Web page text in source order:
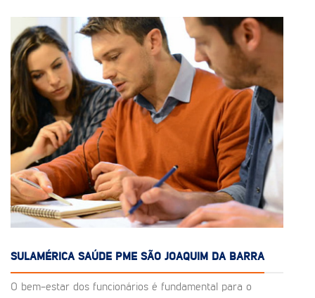
SULAMÉRICA SAÚDE PME SÃO JOAQUIM DA BARRA
O bem-estar dos funcionários é fundamental para o